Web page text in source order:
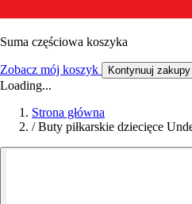
Suma częściowa koszyka
Zobacz mój koszyk Kontynuuj zakupy
Loading...
Strona główna
/ Buty piłkarskie dziecięce